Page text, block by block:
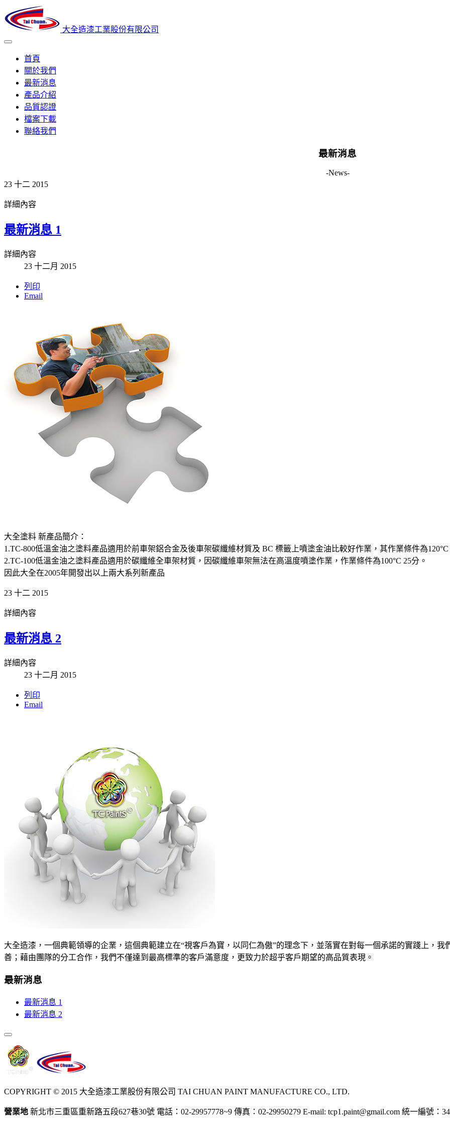
大全造漆工業股份有限公司
首頁
關於我們
最新消息
產品介紹
品質認證
檔案下載
聯絡我們
最新消息
-News-
23 十二 2015
詳細內容
最新消息 1
詳細內容
23 十二月 2015
列印
Email
大全塗料 新產品簡介：
1.TC-800低溫金油之塗料產品適用於前車架鋁合金及後車架碳纖維材質及 BC 標籤上噴塗金油比較好作業，其作業條件為120°C
2.TC-100低溫金油之塗料產品適用於碳纖維全車架材質，因碳纖維車架無法在高溫度噴塗作業，作業條件為100°C 25分。
因此大全在2005年開發出以上兩大系列新產品
23 十二 2015
詳細內容
最新消息 2
詳細內容
23 十二月 2015
列印
Email
大全造漆，一個典範領導的企業，這個典範建立在“視客戶為寶，以同仁為傲”的理念下，並落實在對每一個承諾的實踐上，
善；藉由團隊的分工合作，我們不僅達到最高標準的客戶滿意度，更致力於超乎客戶期望的高品質表現。
最新消息
最新消息 1
最新消息 2
COPYRIGHT © 2015 大全造漆工業股份有限公司 TAI CHUAN PAINT MANUFACTURE CO., LTD.
營業地 新北市三重區重新路五段627巷30號 電話：02-29957778~9 傳真：02-29950279 E-mail: tcp1.paint@gmail.com 統一編號：